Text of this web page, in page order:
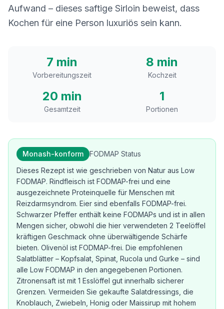
Aufwand – dieses saftige Sirloin beweist, dass
Kochen für eine Person luxuriös sein kann.
7 min
Vorbereitungszeit
8 min
Kochzeit
20 min
Gesamtzeit
1
Portionen
Monash-konform
FODMAP Status
Dieses Rezept ist wie geschrieben von Natur aus Low
FODMAP. Rindfleisch ist FODMAP-frei und eine
ausgezeichnete Proteinquelle für Menschen mit
Reizdarmsyndrom. Eier sind ebenfalls FODMAP-frei.
Schwarzer Pfeffer enthält keine FODMAPs und ist in allen
Mengen sicher, obwohl die hier verwendeten 2 Teelöffel
kräftigen Geschmack ohne überwältigende Schärfe
bieten. Olivenöl ist FODMAP-frei. Die empfohlenen
Salatblätter – Kopfsalat, Spinat, Rucola und Gurke – sind
alle Low FODMAP in den angegebenen Portionen.
Zitronensaft ist mit 1 Esslöffel gut innerhalb sicherer
Grenzen. Vermeiden Sie gekaufte Salatdressings, die
Knoblauch, Zwiebeln, Honig oder Maissirup mit hohem